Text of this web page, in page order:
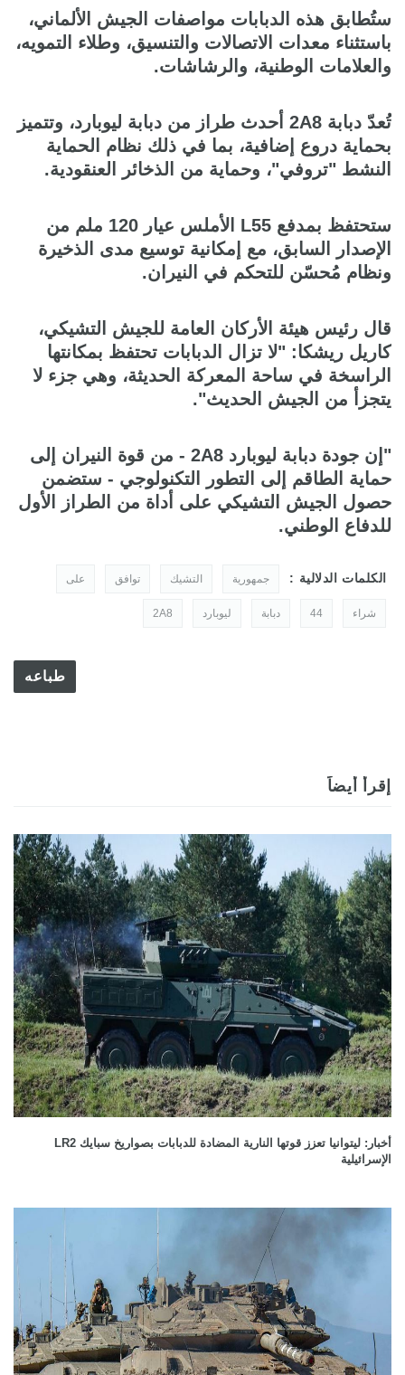
ستُطابق هذه الدبابات مواصفات الجيش الألماني،
باستثناء معدات الاتصالات والتنسيق، وطلاء التمويه،
والعلامات الوطنية، والرشاشات.
تُعدّ دبابة 2A8 أحدث طراز من دبابة ليوبارد، وتتميز
بحماية دروع إضافية، بما في ذلك نظام الحماية
النشط "تروفي"، وحماية من الذخائر العنقودية.
ستحتفظ بمدفع L55 الأملس عيار 120 ملم من
الإصدار السابق، مع إمكانية توسيع مدى الذخيرة
ونظام مُحسّن للتحكم في النيران.
قال رئيس هيئة الأركان العامة للجيش التشيكي،
كاريل ريشكا: "لا تزال الدبابات تحتفظ بمكانتها
الراسخة في ساحة المعركة الحديثة، وهي جزء لا
يتجزأ من الجيش الحديث".
"إن جودة دبابة ليوبارد 2A8 - من قوة النيران إلى
حماية الطاقم إلى التطور التكنولوجي - ستضمن
حصول الجيش التشيكي على أداة من الطراز الأول
للدفاع الوطني.
الكلمات الدلالية : جمهورية التشيك توافق على
شراء 44 دبابة ليوبارد 2A8
طباعه
إقرأ أيضاً
أخبار: ليتوانيا تعزز قوتها النارية المضادة للدبابات بصواريخ سبايك LR2
الإسرائيلية